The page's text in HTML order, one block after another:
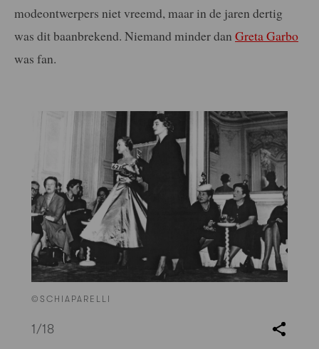
modeontwerpers niet vreemd, maar in de jaren dertig
was dit baanbrekend. Niemand minder dan Greta Garbo
was fan.
©SCHIAPARELLI
1/18